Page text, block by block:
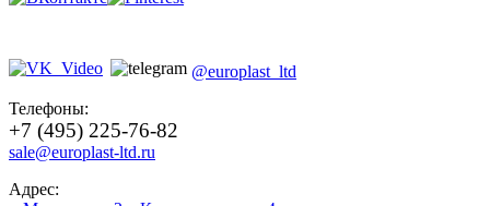
@europlast_ltd
Телефоны:
+7 (495) 225-76-82
sale@europlast-ltd.ru
Адрес: